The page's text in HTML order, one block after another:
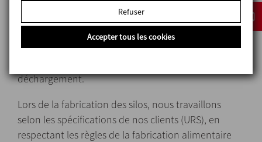
problématiques : sucre, amidon, etc.
De plus, ce système est capable d’alimenter
plusieurs lignes simultanément sans perte de débit
déchargement.
Lors de la fabrication des silos, nous travaillons
selon les spécifications de nos clients (URS), en
respectant les règles de la fabrication alimentaire
Refuser
Accepter tous les cookies